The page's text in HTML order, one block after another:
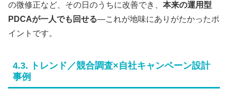
の微修正など、その日のうちに改善でき、 本来の運用型
PDCAが一人でも回せる—これが地味にありがたかったポ
イントです。
4.3. トレンド／競合調査×自社キャンペーン設計
事例